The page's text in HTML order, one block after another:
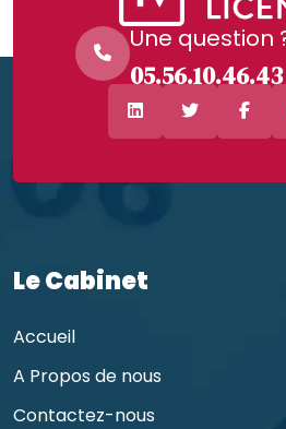
Une question
05.56.10.46.43
Le Cabinet
Accueil
A Propos de nous
Contactez-nous